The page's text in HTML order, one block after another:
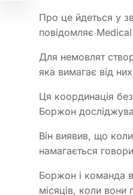
Про це йдеться у
повідомляє
Для немовлят
яка вимагає від
Ця координація
Боржон
Він виявив, що
намагається
Боржон і команда
місяців, коли вони